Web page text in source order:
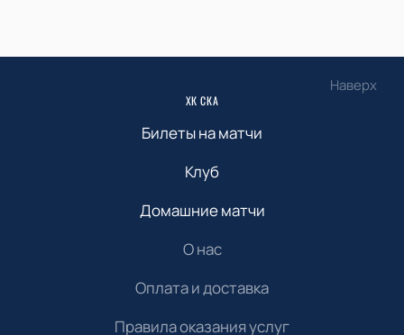
Наверх
ХК СКА
Билеты на матчи
Клуб
Домашние матчи
О нас
Оплата и доставка
Правила оказания услуг